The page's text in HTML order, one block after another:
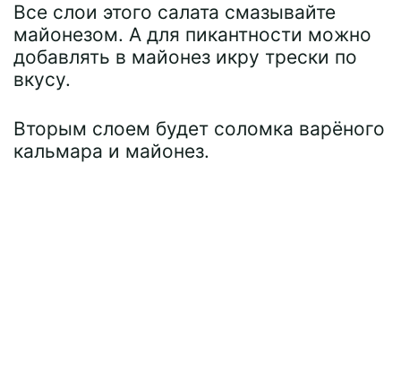
Все слои этого салата смазывайте
майонезом. А для пикантности можно
добавлять в майонез икру трески по
вкусу.
Вторым слоем будет соломка варёного
кальмара и майонез.